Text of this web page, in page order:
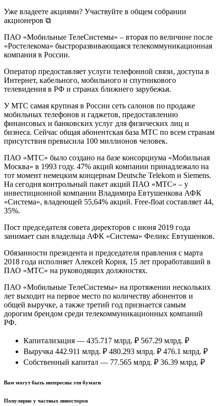
Уже владеете акциями? Участвуйте в общем собрании
акционеров ⧉
ПАО «Мобильные ТелеСистемы» – вторая по величине после
«Ростелекома» быстроразвивающаяся телекоммуникационная
компания в России.
Оператор предоставляет услуги телефонной связи, доступа в
Интернет, кабельного, мобильного и спутникового
телевидения в РФ и странах ближнего зарубежья.
У МТС самая крупная в России сеть салонов по продаже
мобильных телефонов и гаджетов, предоставлению
финансовых и банковских услуг для физических лиц и
бизнеса. Сейчас общая абонентская база МТС по всем странам
присутствия превысила 100 миллионов человек.
ПАО «МТС» было создано на базе консорциума «Мобильная
Москва» в 1993 году. 47% акций компании принадлежало на
тот момент немецким концернам Deutsche Telekom и Siemens.
На сегодня контрольный пакет акций ПАО «МТС» – у
инвестиционной компании Владимира Евтушенкова АФК
«Система», владеющей 55,64% акций. Free-float составляет 44,
35%.
Пост председателя совета директоров с июня 2019 года
занимает сын владельца АФК «Система» Феликс Евтушенков.
Обязанности президента и председателя правления с марта
2018 года исполняет Алексей Корня, 15 лет проработавший в
ПАО «МТС» на руководящих должностях.
ПАО «Мобильные ТелеСистемы» на протяжении нескольких
лет выходит на первое место по количеству абонентов и
общей выручке, а также третий год признается самым
дорогим брендом среди телекоммуникационных компаний
РФ.
Капитализация — 435.717 млрд. ₽ 567.29 млрд. ₽
Выручка 442.911 млрд. ₽ 480.293 млрд. ₽ 476.1 млрд. ₽
Собственный капитал — 77.565 млрд. ₽ 36.39 млрд. ₽
Вам могут быть интересны эти бумаги
Популярно у частных инвесторов